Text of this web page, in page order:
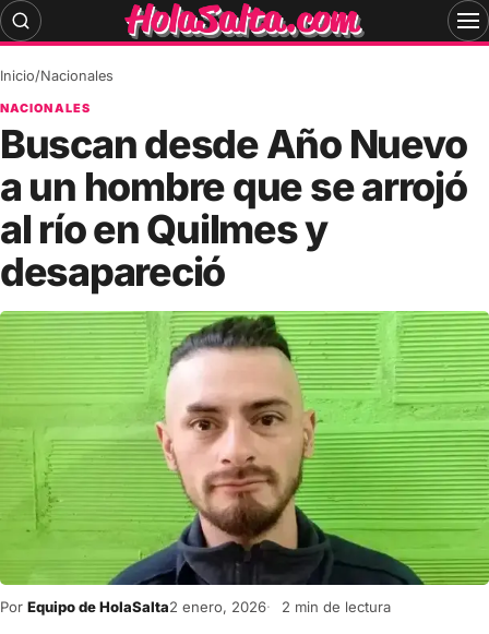
Skip
to
Inicio/Nacionales
NACIONALES
Buscan desde Año Nuevo
a un hombre que se arrojó
al río en Quilmes y
desapareció
Por Equipo de HolaSalta2 enero, 2026 2 min de lectura